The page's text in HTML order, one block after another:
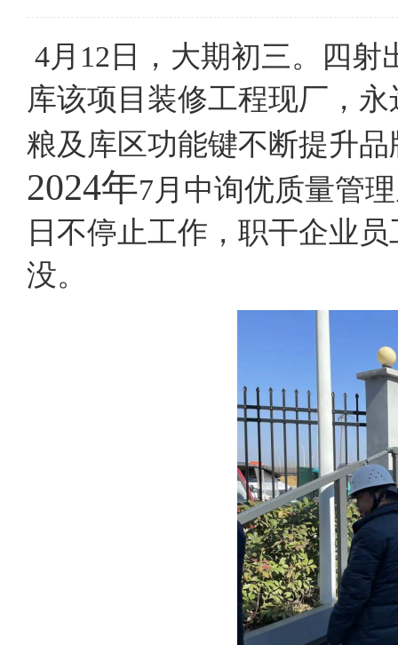
4月12日，大期初三。四
库该项目装修工程现厂，
粮及库区功能键不断提升
2024年7月中询优质量管
日不停止工作，职干企业
没。